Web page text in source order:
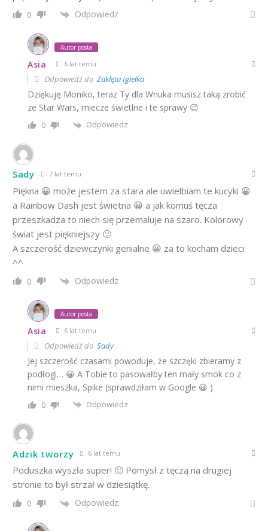
0 Odpowiedz
Autor posta
Asia 6 lat temu
Odpowiedź do Zaklęta Igiełka
Dziękuję Moniko, teraz Ty dla Wnuka musisz taką zrobić
ze Star Wars, miecze świetlne i te sprawy 😉
0 Odpowiedz
Sady 7 lat temu
Piękna 😀 może jestem za stara ale uwielbiam te kucyki 😀
a Rainbow Dash jest świetna 😀 a jak komuś tęcza
przeszkadza to niech się przemaluje na szaro. Kolorowy
świat jest piękniejszy 🙂
A szczerość dziewczynki genialne 😀 za to kocham dzieci
^^
0 Odpowiedz
Autor posta
Asia 6 lat temu
Odpowiedź do Sady
Jej szczerość czasami powoduje, że szczęki zbieramy z
podłogi… 😀 A Tobie to pasowałby ten mały smok co z
nimi mieszka, Spike (sprawdziłam w Google 😀 )
0 Odpowiedz
Adzik tworzy 6 lat temu
Poduszka wyszła super! 🙂 Pomysł z tęczą na drugiej
stronie to był strzał w dziesiątkę.
0 Odpowiedz